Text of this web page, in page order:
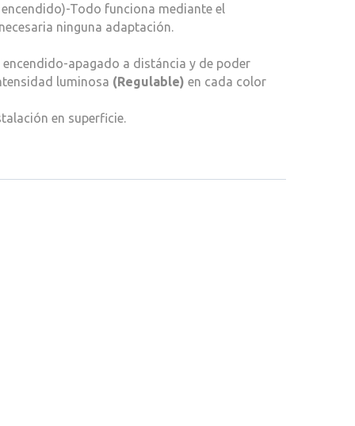
Todo funciona mediante el
ninguna adaptación.
apagado a distáncia y de poder
luminosa (Regulable) en cada color
en superficie.